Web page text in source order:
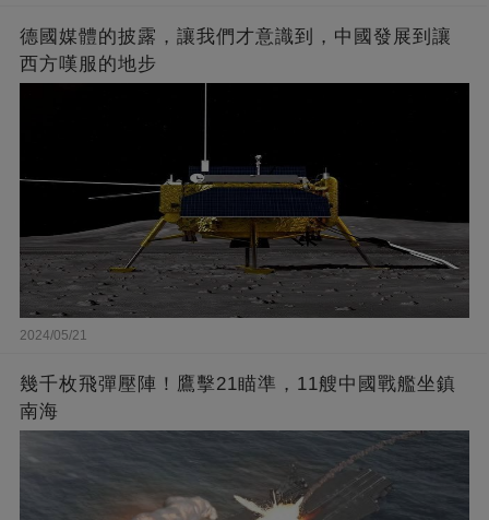
德國媒體的披露，讓我們才意識到，中國發展到讓
西方嘆服的地步
2024/05/21
幾千枚飛彈壓陣！鷹擊21瞄準，11艘中國戰艦坐鎮
南海